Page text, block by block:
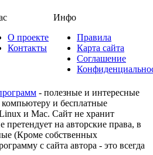
О проекте
Контакты
Инфо
Правила
Карта сайта
Соглашение
- полезные и интересные
и бесплатные
и Mac. Сайт не хранит
на авторские права, в
(Кроме собственных
с сайта автора - это всегда